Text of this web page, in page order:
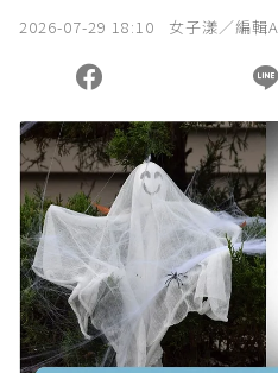
2026-07-29 18:10 女子漾／編輯